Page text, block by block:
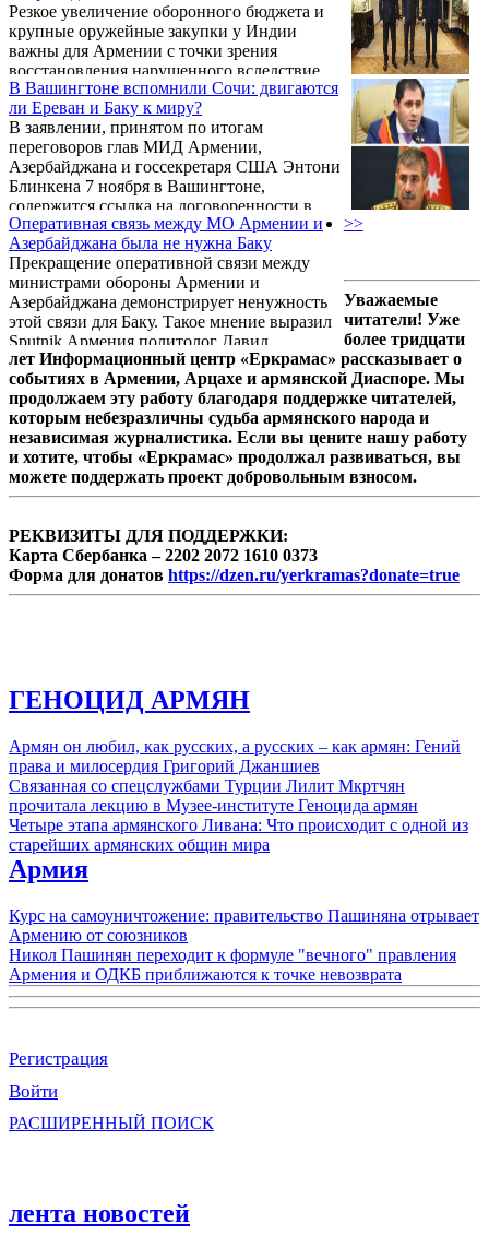
Резкое увеличение оборонного бюджета и
крупные оружейные закупки у Индии
важны для Армении с точки зрения
восстановления нарушенного вследствие
войны 2020 года баланса сил с
Азербайджаном. Восстановление баланса
сил в полном объеме представляется сейчас
для Армении крайне сложной и
труднореализуемой задачей в силу ряда
факторов. Так считает аналитик Давид
Арутюнов, комментируя решение
правительства резко увеличить военный
бюджет страны на 2023 год и повысить
зарплаты военным для привлечения в
армию ...
В Вашингтоне вспомнили Сочи: двигаются
ли Ереван и Баку к миру?
В заявлении, принятом по итогам
переговоров глав МИД Армении,
Азербайджана и госсекретаря США Энтони
Блинкена 7 ноября в Вашингтоне,
содержится ссылка на договоренности в
Сочи лидеров Армении и Азербайджана 31
октября, и это свидетельствует о взаимном
учете наработок. Об этом в беседе с
VERELQ заявил аналитик Давид
Арутюнов, комментируя итоги
вашингтонских переговоров.
Оперативная связь между МО Армении и
Азербайджана была не нужна Баку
Прекращение оперативной связи между
министрами обороны Армении и
Азербайджана демонстрирует ненужность
этой связи для Баку. Такое мнение выразил
Sputnik Армения политолог Давид
Арутюнов.
>>
Уважаемые
читатели! Уже
более тридцати
лет Информационный центр «Еркрамас» рассказывает о
событиях в Армении, Арцахе и армянской Диаспоре. Мы
продолжаем эту работу благодаря поддержке читателей,
которым небезразличны судьба армянского народа и
независимая журналистика. Если вы цените нашу работу
и хотите, чтобы «Еркрамас» продолжал развиваться, вы
можете поддержать проект добровольным взносом.
РЕКВИЗИТЫ ДЛЯ ПОДДЕРЖКИ:
Карта Сбербанка – 2202 2072 1610 0373
Форма для донатов https://dzen.ru/yerkramas?donate=true
ГЕНОЦИД АРМЯН
Армян он любил, как русских, а русских – как армян: Гений
права и милосердия Григорий Джаншиев
Связанная со спецслужбами Турции Лилит Мкртчян
прочитала лекцию в Музее-институте Геноцида армян
Четыре этапа армянского Ливана: Что происходит с одной из
старейших армянских общин мира
Армия
Курс на самоуничтожение: правительство Пашиняна отрывает
Армению от союзников
Никол Пашинян переходит к формуле "вечного" правления
Армения и ОДКБ приближаются к точке невозврата
Регистрация
Войти
РАСШИРЕННЫЙ ПОИСК
лента новостей